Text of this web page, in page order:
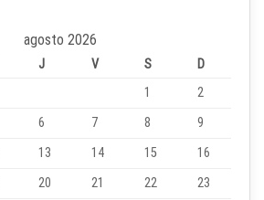
agosto 2026
J V S
D
1
2
6 7 8
9
13 14 15
16
20 21 22
23